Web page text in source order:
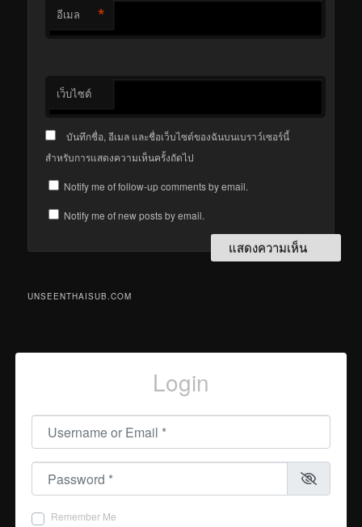
อีเมล *
เว็บไซต์
บันทึกชื่อ, อีเมล และชื่อเว็บไซต์ของฉันบนเบราว์เซอร์นี้
สำหรับการแสดงความเห็นครั้งถัดไป
Notify me of follow-up comments by email.
Notify me of new posts by email.
UNSEENTHAISUB.COM
Login
Username or Email
Password
Remember Me